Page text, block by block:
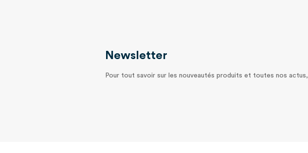
Newsletter
Pour tout savoir sur les nouveautés produits et toutes nos actus,